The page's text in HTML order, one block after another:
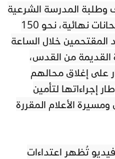
المدرسة الشرعية
الذين يتقدم بعضهم لامتحانات نهائية، نحو 150
خلال الساعة
البلدة القديمة من القدس،
على إغلاق محالهم
إجراءاتها لتأمين
الأعلام المقررة
تُظهر اعتداءات